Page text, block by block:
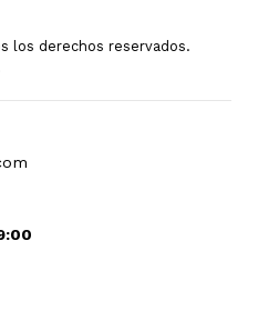
los derechos reservados.